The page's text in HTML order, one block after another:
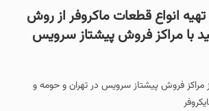
انواع قطعات ماکروفر از روش
با مراکز فروش پیشتاز سرویس
مراکز فروش پیشتاز سرویس در تهران و حومه و